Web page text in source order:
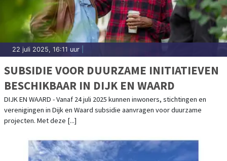
In Gemeente Dijk en waard geniet je van een dorps
karakter en stedelijke allure. Daar horen ook gezellige en
hippe evenementen bij. Wat dacht je van de altijd
gezellige jaarmarkt en sportieve fietstochten? En
natuurlijk kun je in Dijk en Waard ook uit je dak gaan op
populaire festivals als Mixtream, Heerhugowaard Live en
Indian Summer Festival. Wij vertellen je alles wat je wilt
weten over de evenementen in onze gemeente. Voor
evenementen groot en klein, moet je in gemeente Dijk en
Waard zijn.
22 juli 2025, 16:11 uur
SUBSIDIE VOOR DUURZAME INITIATIEVEN
BESCHIKBAAR IN DIJK EN WAARD
DIJK EN WAARD - Vanaf 24 juli 2025 kunnen inwoners, stichtingen en
verenigingen in Dijk en Waard subsidie aanvragen voor duurzame
projecten. Met deze [...]